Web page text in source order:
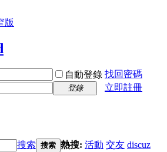
版
自動登錄 找回密碼
登錄
立即註冊
搜索 搜索 熱搜: 活動 交友 discuz